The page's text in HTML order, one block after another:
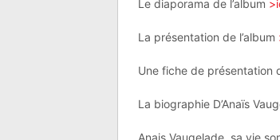
Le diaporama de l’album
La présentation de l’album
Une fiche de présentation
La biographie D’Anaïs
Anais Vaugelade, sa vie